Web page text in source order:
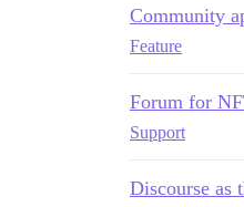
Community
Feature
Forum for
Support
Discourse as